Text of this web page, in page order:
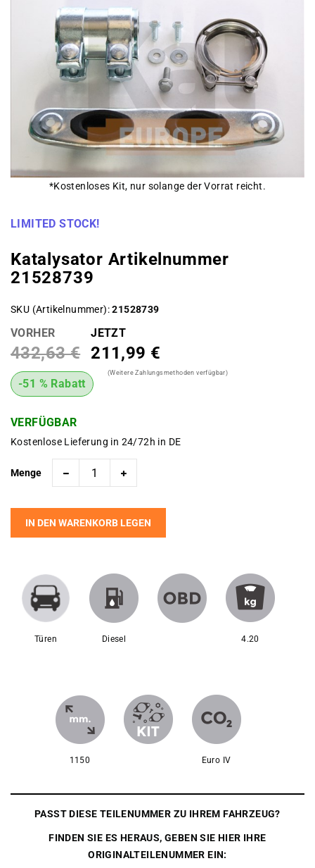
*Kostenloses Kit, nur solange der Vorrat reicht.
LIMITED STOCK!
Katalysator Artikelnummer
21528739
SKU (Artikelnummer) 21528739
VORHER
432,63 €
JETZT
211,99 €
-51 % Rabatt
(Weitere Zahlungsmethoden verfügbar)
VERFÜGBAR
Kostenlose Lieferung in 24/72h in DE
Menge
IN DEN WARENKORB LEGEN
Türen Diesel 4.20
1150 Euro IV
PASST DIESE TEILENUMMER ZU IHREM FAHRZEUG?
FINDEN SIE ES HERAUS, GEBEN SIE HIER IHRE
ORIGINALTEILENUMMER EIN: